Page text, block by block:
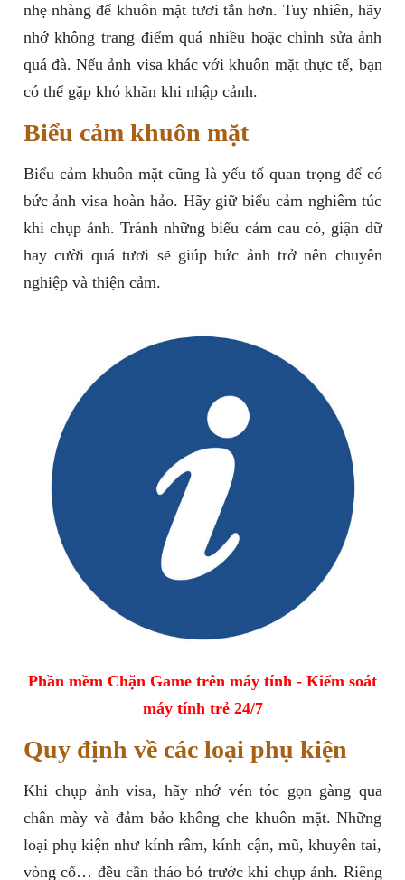
nhẹ nhàng để khuôn mặt tươi tắn hơn. Tuy nhiên, hãy
nhớ không trang điểm quá nhiều hoặc chỉnh sửa ảnh
quá đà. Nếu ảnh visa khác với khuôn mặt thực tế, bạn
có thể gặp khó khăn khi nhập cảnh.
Biểu cảm khuôn mặt
Biểu cảm khuôn mặt cũng là yếu tố quan trọng để có
bức ảnh visa hoàn hảo. Hãy giữ biểu cảm nghiêm túc
khi chụp ảnh. Tránh những biểu cảm cau có, giận dữ
hay cười quá tươi sẽ giúp bức ảnh trở nên chuyên
nghiệp và thiện cảm.
Phần mềm Chặn Game trên máy tính - Kiểm soát
máy tính trẻ 24/7
Quy định về các loại phụ kiện
Khi chụp ảnh visa, hãy nhớ vén tóc gọn gàng qua
chân mày và đảm bảo không che khuôn mặt. Những
loại phụ kiện như kính râm, kính cận, mũ, khuyên tai,
vòng cổ… đều cần tháo bỏ trước khi chụp ảnh. Riêng